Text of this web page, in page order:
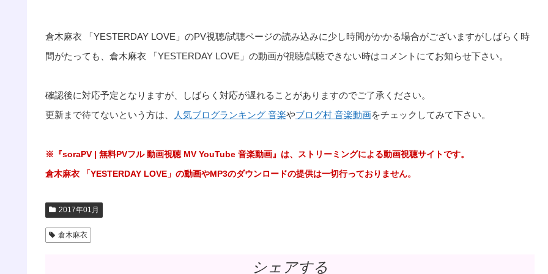
倉木麻衣 「YESTERDAY LOVE」のPV視聴/試聴ページの読み込みに少し時間がかかる場合がございますがしばらく時
間がたっても、倉木麻衣 「YESTERDAY LOVE」の動画が視聴/試聴できない時はコメントにてお知らせ下さい。
確認後に対応予定となりますが、しばらく対応が遅れることがありますのでご了承ください。
更新まで待てないという方は、
人気ブログランキング 音楽やブログ村 音楽動画をチェックしてみて下さい。
※『soraPV | 無料PVフル 動画視聴 MV YouTube 音楽動画』は、ストリーミングによる動画視聴サイトです。
倉木麻衣 「YESTERDAY LOVE」の動画やMP3のダウンロードの提供は一切行っておりません。
2017年01月
倉木麻衣
シェアする